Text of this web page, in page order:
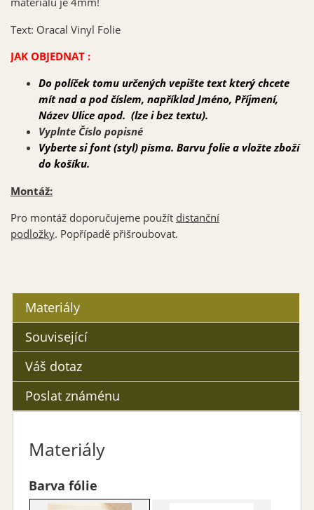
Text: Oracal Vinyl Folie
JAK OBJEDNAT :
Do políček tomu určených vepište text který chcete
mít nad a podčíslem, například Jméno, Příjmení,
Název Ulice apod. (lze i bez textu).
Vyplnte Číslo popisné
Vyberte si font (styl) písma. Barvu folie a vložte zboží
do košíku.
Montáž:
Pro montáž doporučujeme použít distanční
podložky. Popřípadě přišroubovat.
Materiály
Související
Váš dotaz
Poslat známénu
Materiály
Barva fólie